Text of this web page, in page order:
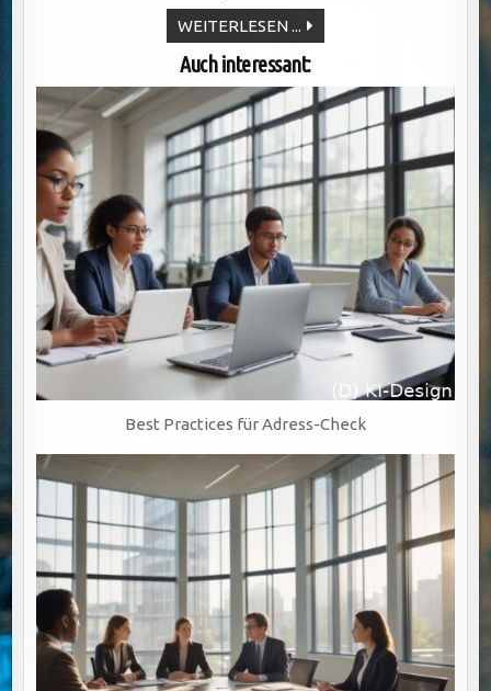
WEITERLESEN ... KOSTENPROGNOSE
CLOUD:
MODELLE
&
TOOLS
Auch interessant:
Best Practices für Adress-Check